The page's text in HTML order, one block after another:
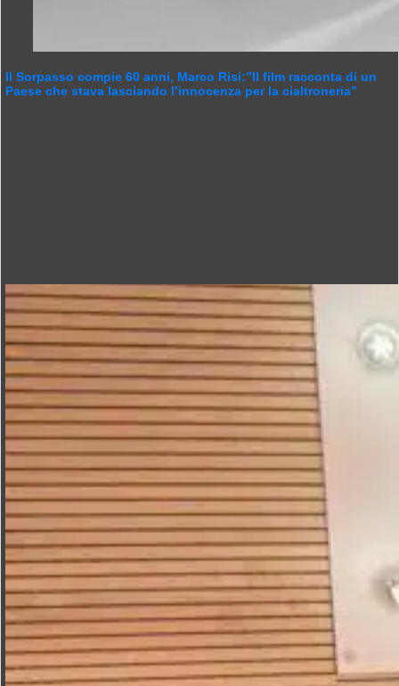
Il Sorpasso compie 60 anni, Marco Risi:”Il film racconta di un
Paese che stava lasciando l’innocenza per la cialtroneria”